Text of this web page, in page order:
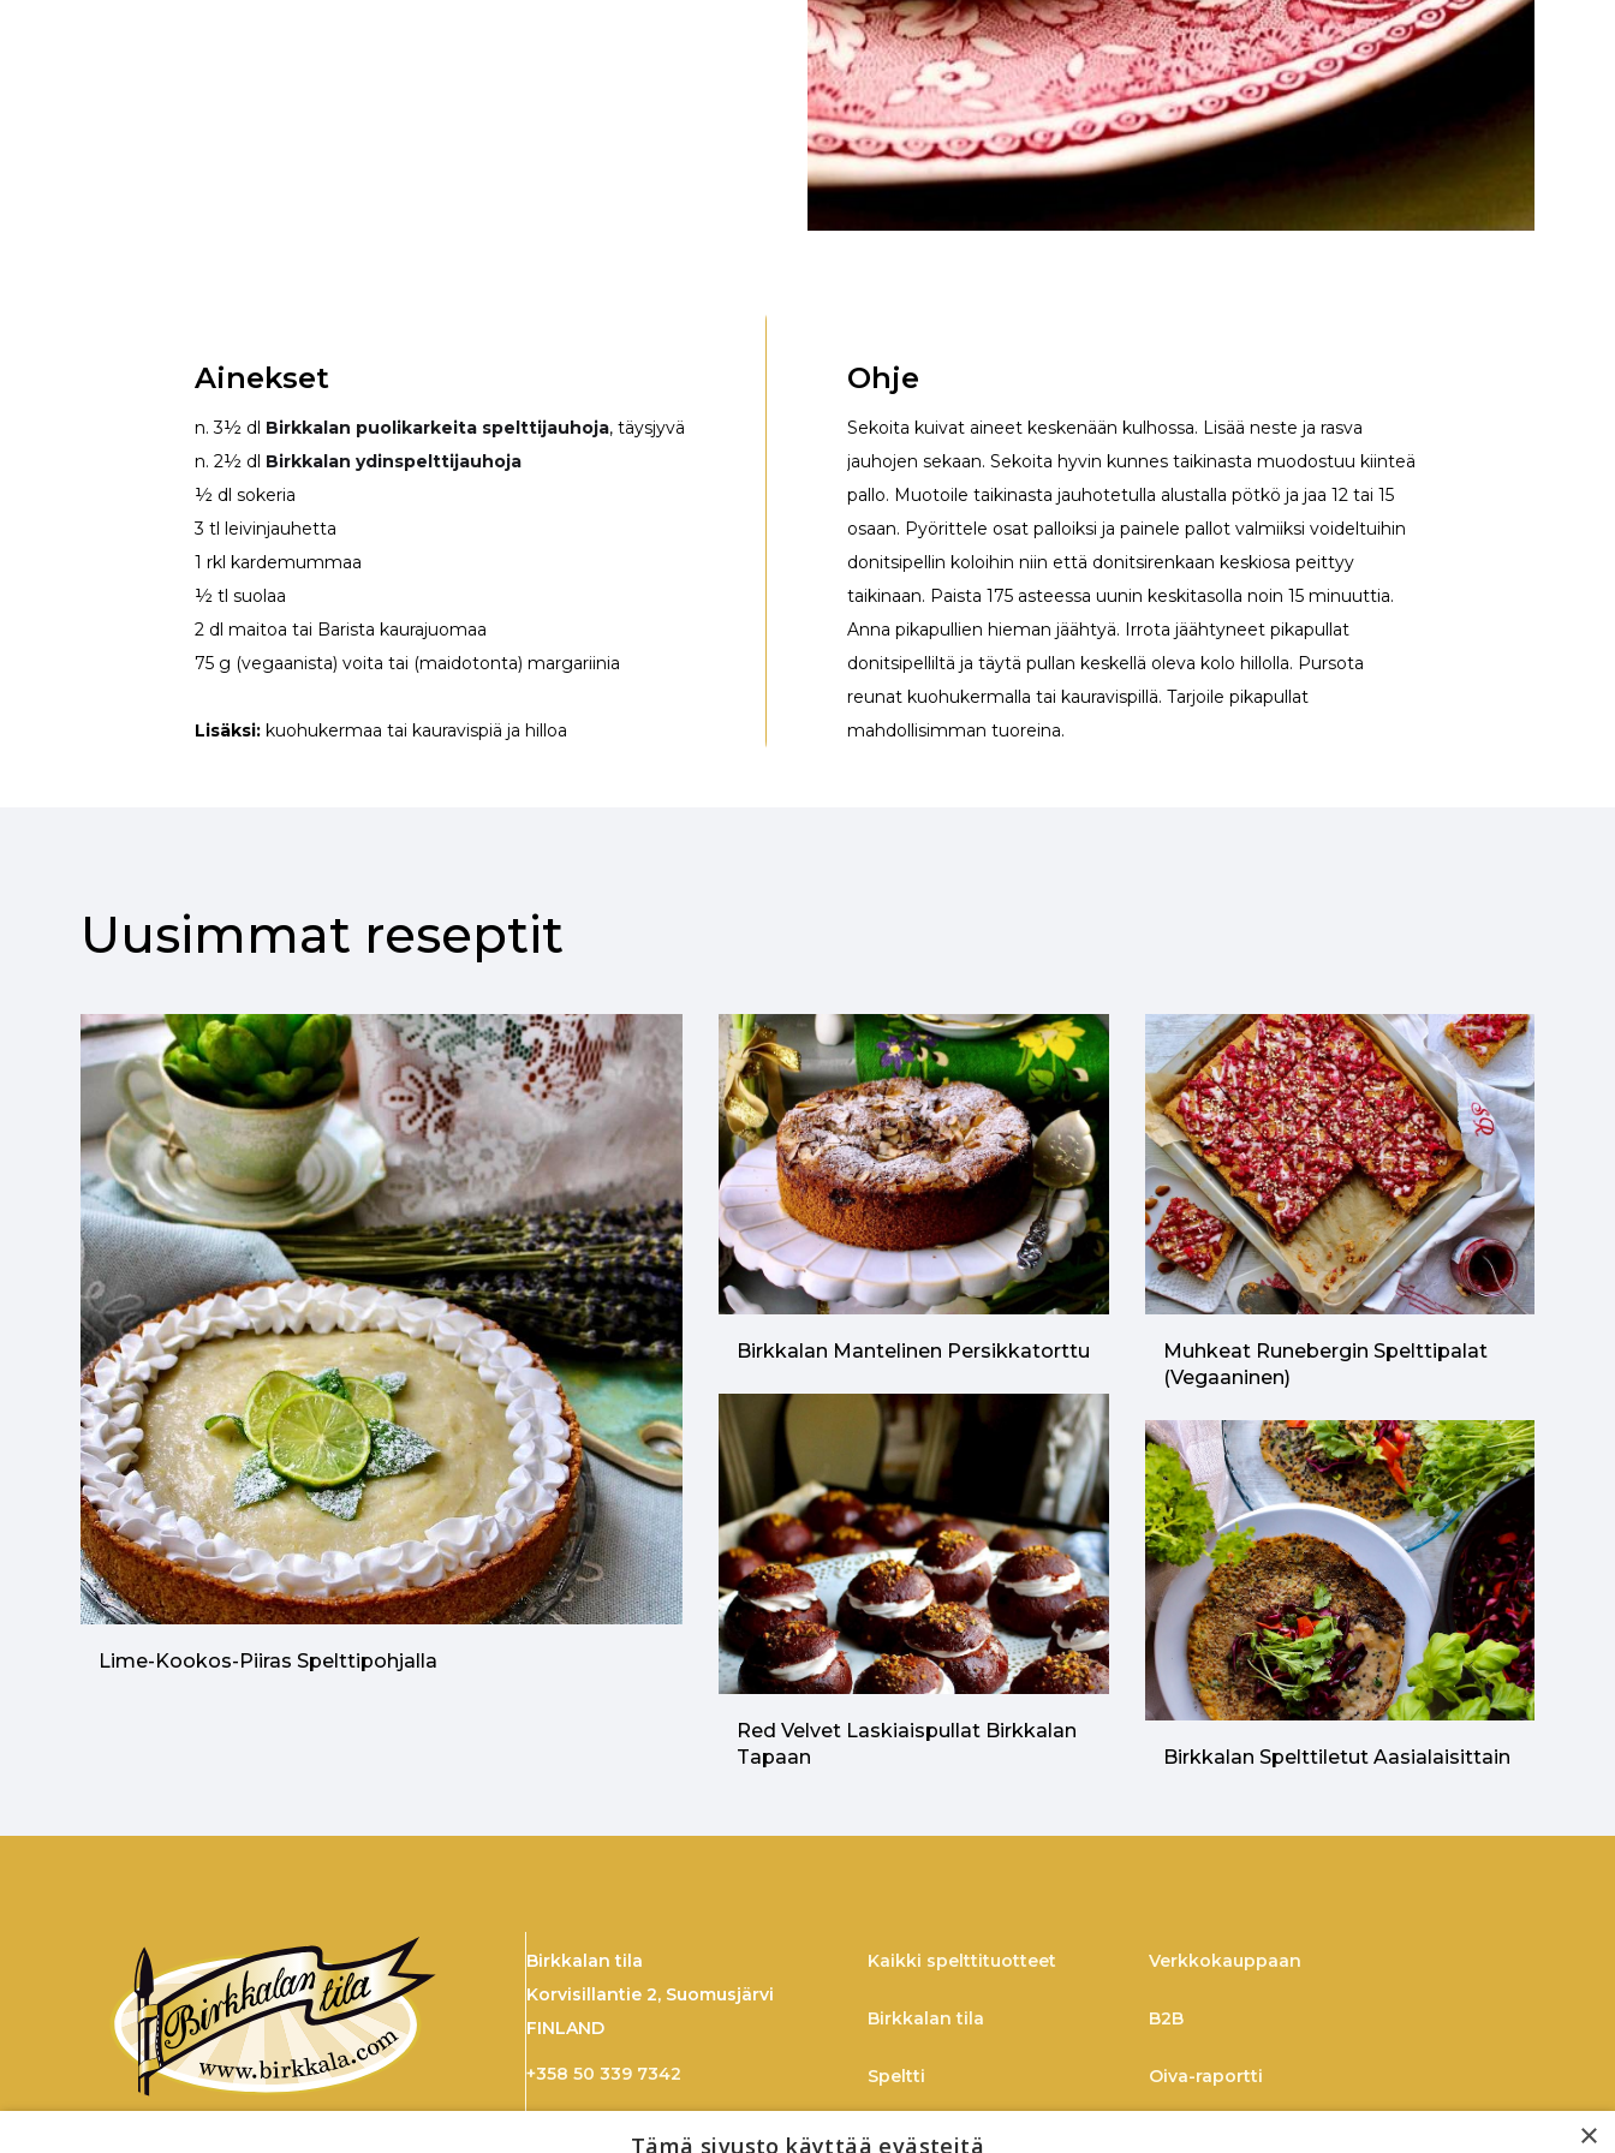
Ainekset
n. 3½ dl Birkkalan puolikarkeita spelttijauhoja, täysjyvä
n. 2½ dl Birkkalan ydinspelttijauhoja
½ dl sokeria
3 tl leivinjauhetta
1 rkl kardemummaa
½ tl suolaa
2 dl maitoa tai Barista kaurajuomaa
75 g (vegaanista) voita tai (maidotonta) margariinia
Lisäksi: kuohukermaa tai kauravispiä ja hilloa
Ohje
Sekoita kuivat aineet keskenään kulhossa. Lisää neste ja rasva
jauhojen sekaan. Sekoita hyvin kunnes taikinasta muodostuu kiinteä
pallo. Muotoile taikinasta jauhotetulla alustalla pötkö ja jaa 12 tai 15
osaan. Pyörittele osat palloiksi ja painele pallot valmiiksi voideltuihin
donitsipellin koloihin niin että donitsirenkaan keskiosa peittyy
taikinaan. Paista 175 asteessa uunin keskitasolla noin 15 minuuttia.
Anna pikapullien hieman jäähtyä. Irrota jäähtyneet pikapullat
donitsipelliltä ja täytä pullan keskellä oleva kolo hillolla. Pursota
reunat kuohukermalla tai kauravispillä. Tarjoile pikapullat
mahdollisimman tuoreina.
Uusimmat reseptit
Lime-Kookos-Piiras Spelttipohjalla
Birkkalan Mantelinen Persikkatorttu
Red Velvet Laskiaispullat Birkkalan
Tapaan
Muhkeat Runebergin Spelttipalat
(vegaaninen)
Birkkalan Spelttiletut Aasialaisittain
Birkkalan tila
Korvisillantie 2, Suomusjärvi
FINLAND
+358 50 339 7342
Kaikki spelttituotteet
Birkkalan tila
Speltti
Spelttireseptejä
Verkkokauppaan
B2B
Oiva-raportti
×
Tämä sivusto käyttää evästeitä